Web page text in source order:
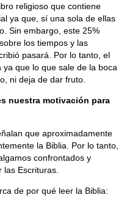
religioso que contiene
ya que, sí una sola de ellas
Sin embargo, este 25%
los tiempos y las
pasará. Por lo tanto, el
que lo que sale de la boca
ni deja de dar fruto.
nuestra motivación para
que aproximadamente
la Biblia. Por lo tanto,
confrontados y
las Escrituras.
de por qué leer la Biblia: